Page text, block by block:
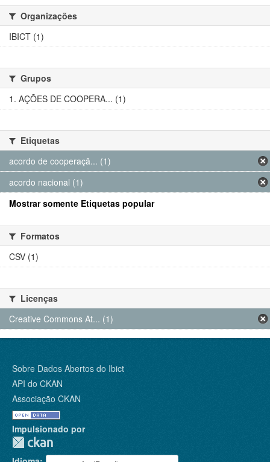
Organizações
IBICT (1)
Grupos
1. AÇÕES DE COOPERA... (1)
Etiquetas
acordo de cooperaçã... (1)
acordo nacional (1)
Mostrar somente Etiquetas popular
Formatos
CSV (1)
Licenças
Creative Commons At... (1)
Sobre Dados Abertos do Ibict
API do CKAN
Associação CKAN
Impulsionado por